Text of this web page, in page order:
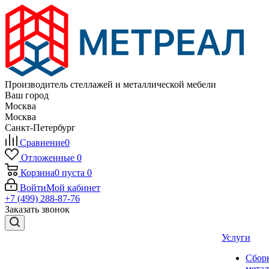
Производитель стеллажей и металлической мебели
Ваш город
Москва
Москва
Санкт-Петербург
Сравнение0
Отложенные 0
Корзина0 пуста 0
ВойтиМой кабинет
+7 (499) 288-87-76
Заказать звонок
Услуги